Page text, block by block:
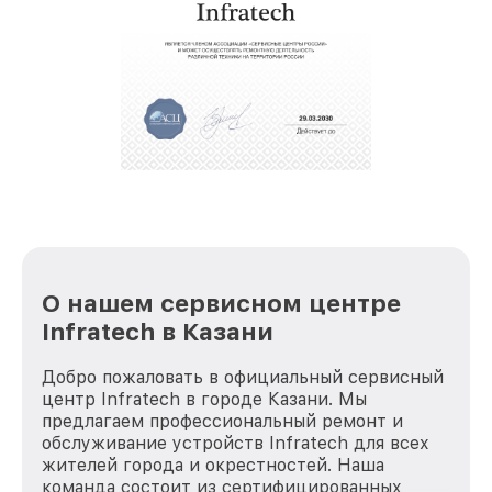
крупногабаритной техники, которые
обеспечат доставку устройств в сервис в
полной сохранности и бесплатно.
положительные отзывы и обрели отличную
репутацию. Мы постоянно совершенствуемся и
О нашем сервисном центре
Infratech в Казани
Добро пожаловать в официальный сервисный
центр Infratech в городе Казани. Мы
предлагаем профессиональный ремонт и
обслуживание устройств Infratech для всех
жителей города и окрестностей. Наша
команда состоит из сертифицированных